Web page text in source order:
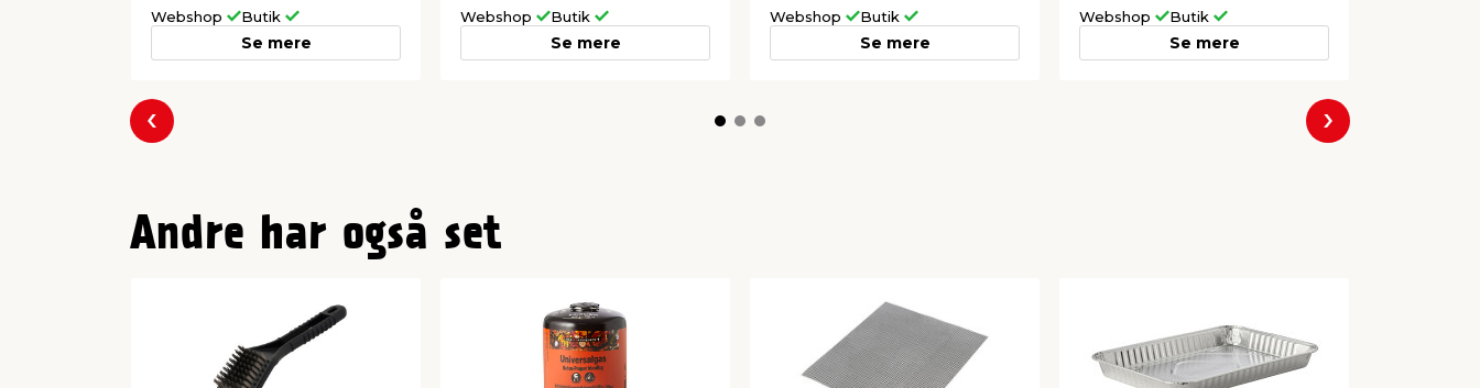
Webshop Butik
Se mere
Webshop Butik
Se mere
Webshop Butik
Se mere
Webshop Butik
Se mere
Forrige Næste
Andre har også set